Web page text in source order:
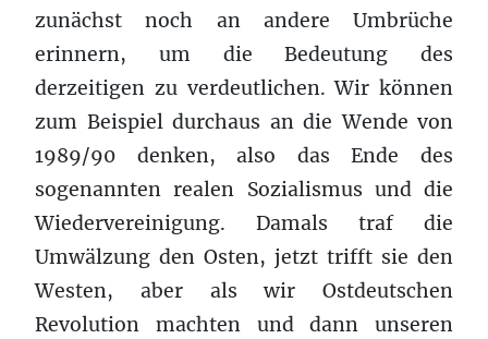
zunächst noch an andere Umbrüche
erinnern, um die Bedeutung des
derzeitigen zu verdeutlichen. Wir können
zum Beispiel durchaus an die Wende von
1989/90 denken, also das Ende des
sogenannten realen Sozialismus und die
Wiedervereinigung. Damals traf die
Umwälzung den Osten, jetzt trifft sie den
Westen, aber als wir Ostdeutschen
Revolution machten und dann unseren